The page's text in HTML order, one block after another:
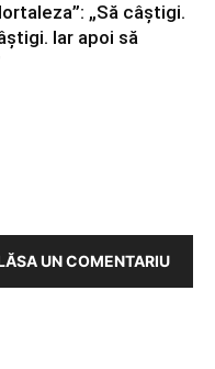
„Să câștigi.
Iar apoi să
UN COMENTARIU